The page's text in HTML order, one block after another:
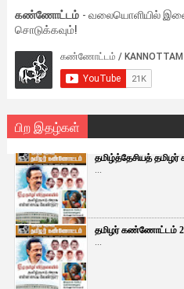
கண்ணோட்டம் - வலையொளியில்
சொடுக்கவும்!
பிற இதழ்கள்
தமிழ்த்தேசியத்
...
தமிழர் கண்ணோட்டம்
...